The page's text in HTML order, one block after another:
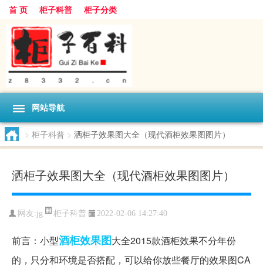
首 页 柜子科普 柜子分类
网站导航
> 柜子科普 > 洒柜子效果图大全（现代酒柜效果图图片）
洒柜子效果图大全（现代酒柜效果图图片）
网友:jg 柜子科普 2022-02-06 14:27:40
前言：小型酒柜效果图大全2015款酒柜效果不分年份
的，只分和环境是否搭配，可以给你放些餐厅的效果图CA